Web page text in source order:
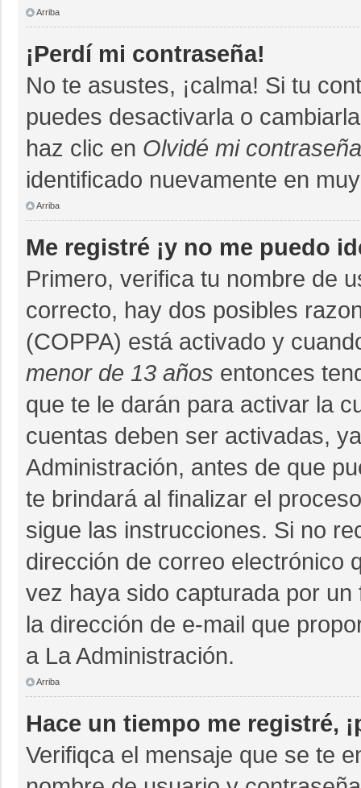
Arriba
¡Perdí mi contraseña!
No te asustes, ¡calma! Si tu
puedes desactivarla o
haz clic en Olvidé mi contraseña
identificado nuevamente en
Arriba
Me registré ¡y no me puedo
Primero, verifica tu nombre de
correcto, hay dos posibles
(COPPA) está activado y
menor de 13 años entonces
que te le darán para activar la
cuentas deben ser activadas,
Administración, antes de que
te brindará al finalizar el
sigue las instrucciones. Si no
dirección de correo electrónico
vez haya sido capturada por
la dirección de e-mail que
a La Administración.
Arriba
Hace un tiempo me registré,
Verifiqca el mensaje que se te